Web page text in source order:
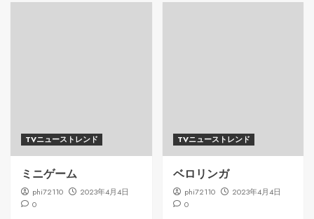
TVニューストレンド
ミニゲーム
phi72110
2023年4月4日
0
TVニューストレンド
ベロリンガ
phi72110
2023年4月4日
0